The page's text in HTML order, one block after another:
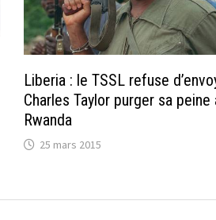
Liberia : le TSSL refuse
Charles Taylor purger sa peine
Rwanda
25 mars 2015